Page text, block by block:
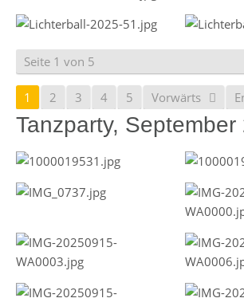
Seite 1 von 5
1 2 3 4 5 Vorwärts
Tanzparty, September